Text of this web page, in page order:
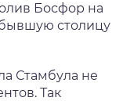
Босфор на
столицу
Стамбула не
Так